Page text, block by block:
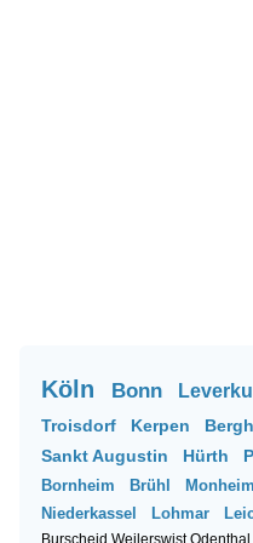
Köln Bonn
Troisdorf Kerpen
Sankt Augustin
Hürth
Bornheim
Brühl
Niederkassel
Lohmar
Burscheid WeilerswistOdenthal